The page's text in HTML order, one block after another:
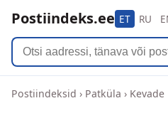
Postiindeks.ee ET RU
Postiindeksid › Patküla › Kevade